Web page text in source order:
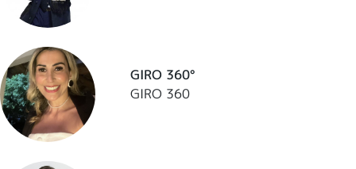
GIRO 360°
GIRO 360